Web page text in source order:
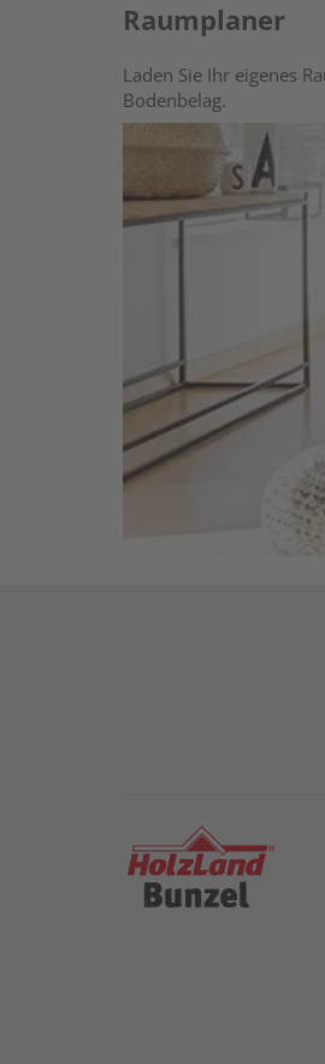
Raumplaner
Laden Sie Ihr eigenes
Bodenbelag.